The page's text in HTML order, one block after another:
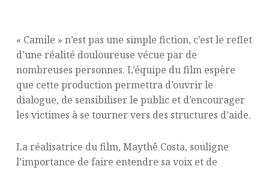
« Camile » n’est pas une simple fiction, c’est le reflet
d’une réalité douloureuse vécue par de
nombreuses personnes. L’équipe du film espère
que cette production permettra d’ouvrir le
dialogue, de sensibiliser le public et d’encourager
les victimes à se tourner vers des structures d’aide.
La réalisatrice du film, Maythê Costa, souligne
l’importance de faire entendre sa voix et de